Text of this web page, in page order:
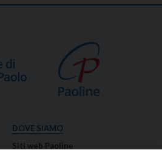
DOVE SIAMO
Siti web Paoline